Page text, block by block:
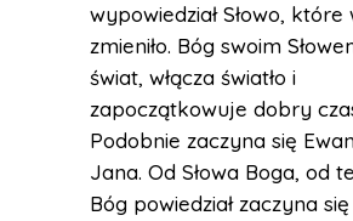
wypowiedział Słowo, które
zmieniło. Bóg swoim
świat, włącza światło i
zapoczątkowuje dobry
Podobnie zaczyna się
Jana. Od Słowa Boga, od
Bóg powiedział zaczyna